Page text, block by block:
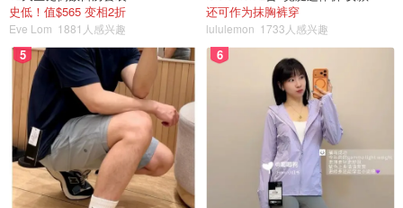
2.1415万（24%）。
国家降幅：Mexico 72%、Bangladesh 82%，India最多但
降22%（6760到5260）。涨的只有Haiti 22%、Iran 5%。
难民来源国变化：Afghan降65%、Iran 49%、Syria 53%，
涨的有Colombia 70%、Ukraine 59%、Somalia 43%。
地区影响
史低！值$565 变相2折
Eve Lom 1881人感兴趣
还可作为抹胸裤穿
lululemon 1733人感兴趣
5 6